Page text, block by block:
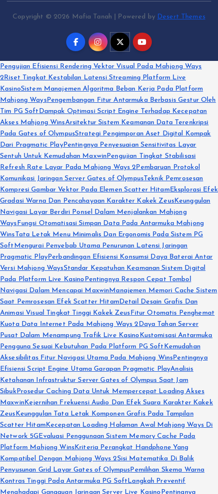
Copyright © 2026 Mafia Tanah | Powered by Desert Themes
Pengujian Efisiensi Rendering Vektor Visual Pada Mahjong Ways
2Riset Tingkat Kestabilan Latensi Streaming Platform Live
KasinoSistem Manajemen Algoritma Beban Kerja Pada Platform
Mahjong WaysPengembangan Fitur Antarmuka Berbasis Gestur Oleh
Tim PG Soft Dampak Optimasi Script Engine Terhadap Kecepatan
Akses Mahjong WinsArsitektur Sistem Keamanan Data Terenkripsi
Pada Gates of OlympusStrategi Pengimporan Aset Digital Kompak
Dari Pragmatic PlayPentingnya Penyesuaian Sensitivitas Layar
Sentuh Untuk Kemudahan MaxwinPengujian Tingkat Stabilisasi
Refresh Rate Layar Pada Mahjong Ways 2Pembaruan Protokol
Komunikasi Jaringan Server Gates of OlympusTeknik Pemrosesan
Kompresi Gambar Vektor Pada Elemen Scatter HitamEksplorasi Efek
Gradasi Warna Dan Pencahayaan Karakter Kakek ZeusKeunggulan
Navigasi Layar Berdiri Ponsel Dalam Menjalankan Mahjong
WaysFungsi Otomatisasi Simpan Data Pada Antarmuka Mahjong
WinsTata Letak Menu Minimalis Dan Ergonomis Pada Sistem PG
Soft Mengurai Penyebab Utama Penurunan Latensi Jaringan
Pragmatic PlayPerbandingan Efisiensi Konsumsi Daya Baterai Antar
Versi Mahjong WaysStandar Kepatuhan Keamanan Sistem Digital
Pada Platform Live Kasino Pentingnya Respon Cepat Tombol
Navigasi Dalam Mencapai MaxwinManajemen Memori Cache Sistem
Saat Pemrosesan Efek Scatter HitamDetail Desain Grafis Dan
Animasi Visual Tingkat Tinggi Kakek ZeusFitur Otomatis Penghemat
Kuota Data Internet Pada Mahjong Ways 2Daya Tahan Server
Pusat Dalam Menampung Trafik Live Kasino Kustomisasi Antarmuka
Pengguna Sesuai Kebutuhan Pada Platform PG Soft Kemudahan
Aksesibilitas Fitur Navigasi Utama Pada Mahjong WinsPentingnya
Efisiensi Script Engine Utama Garapan Pragmatic PlayAnalisis
Ketahanan Infrastruktur Server Gates of Olympus Saat Jam
SibukProsedur Caching Data Untuk Mempercepat Loading Akses
MaxwinKejernihan Frekuensi Audio Dan Efek Suara Karakter Kakek
ZeusKeunggulan Tata Letak Komponen Grafis Pada Tampilan
Scatter HitamKecepatan Loading Halaman Awal Mahjong Ways Di
Network 5GEvaluasi Penggunaan Sistem Memory Cache Pada
Platform Mahjong WinsKriteria Perangkat Handphone Yang
Kompatibel Dengan Mahjong Ways 2Sisi Matematika Di Balik
Penyusunan Grid Layar Gates of OlympusPemilihan Skema Warna
Kontras Tinggi Pada Antarmuka PG SoftLangkah Preventif
Menghadapi Gangguan Jaringan Server Live Kasino Pentingnya